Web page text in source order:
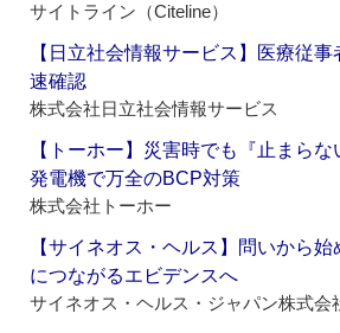
サイトライン（Citeline）
【日立社会情報サービス】医療従
速確認
株式会社日立社会情報サービス
【トーホー】災害時でも『止まら
発電機で万全のBCP対策
株式会社トーホー
【サイネオス・ヘルス】問いから
につながるエビデンスへ
サイネオス・ヘルス・ジャパン株式会